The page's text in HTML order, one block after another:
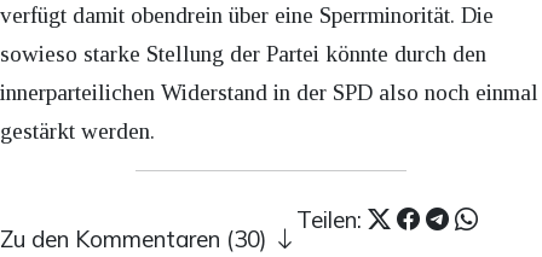
verfügt damit obendrein über eine Sperrminorität. Die
sowieso starke Stellung der Partei könnte durch den
innerparteilichen Widerstand in der SPD also noch einmal
gestärkt werden.
Teilen:
Zu den Kommentaren (30)